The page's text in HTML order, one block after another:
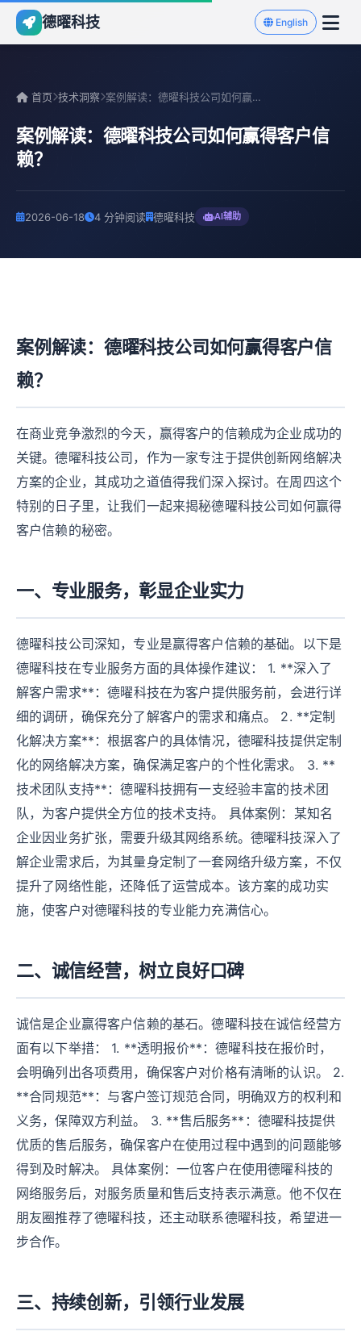
德曜科技 English
首页 技术洞察 案例解读：德曜科技公司如何赢得客户信赖？
案例解读：德曜科技公司如何赢得客户信
赖？
2026-06-18 4 分钟阅读 德曜科技 AI辅助
案例解读：德曜科技公司如何赢得客户信
赖？
在商业竞争激烈的今天，赢得客户的信赖成为企业成功的
关键。德曜科技公司，作为一家专注于提供创新网络解决
方案的企业，其成功之道值得我们深入探讨。在周四这个
特别的日子里，让我们一起来揭秘德曜科技公司如何赢得
客户信赖的秘密。
一、专业服务，彰显企业实力
德曜科技公司深知，专业是赢得客户信赖的基础。以下是
德曜科技在专业服务方面的具体操作建议： 1. **深入了
解客户需求**：德曜科技在为客户提供服务前，会进行详
细的调研，确保充分了解客户的需求和痛点。 2. **定制
化解决方案**：根据客户的具体情况，德曜科技提供定制
化的网络解决方案，确保满足客户的个性化需求。 3. **
技术团队支持**：德曜科技拥有一支经验丰富的技术团
队，为客户提供全方位的技术支持。 具体案例：某知名
企业因业务扩张，需要升级其网络系统。德曜科技深入了
解企业需求后，为其量身定制了一套网络升级方案，不仅
提升了网络性能，还降低了运营成本。该方案的成功实
施，使客户对德曜科技的专业能力充满信心。
二、诚信经营，树立良好口碑
诚信是企业赢得客户信赖的基石。德曜科技在诚信经营方
面有以下举措： 1. **透明报价**：德曜科技在报价时，
会明确列出各项费用，确保客户对价格有清晰的认识。 2.
**合同规范**：与客户签订规范合同，明确双方的权利和
义务，保障双方利益。 3. **售后服务**：德曜科技提供
优质的售后服务，确保客户在使用过程中遇到的问题能够
得到及时解决。 具体案例：一位客户在使用德曜科技的
网络服务后，对服务质量和售后支持表示满意。他不仅在
朋友圈推荐了德曜科技，还主动联系德曜科技，希望进一
步合作。
三、持续创新，引领行业发展